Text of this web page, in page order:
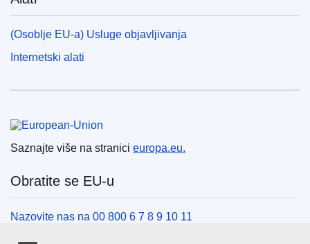
(Osoblje EU-a) Usluge objavljivanja
Internetski alati
Saznajte više na stranici europa.eu.
Obratite se EU-u
Nazovite nas na 00 800 6 7 8 9 10 11
Uspostavite telefonsku vezu na drugi način